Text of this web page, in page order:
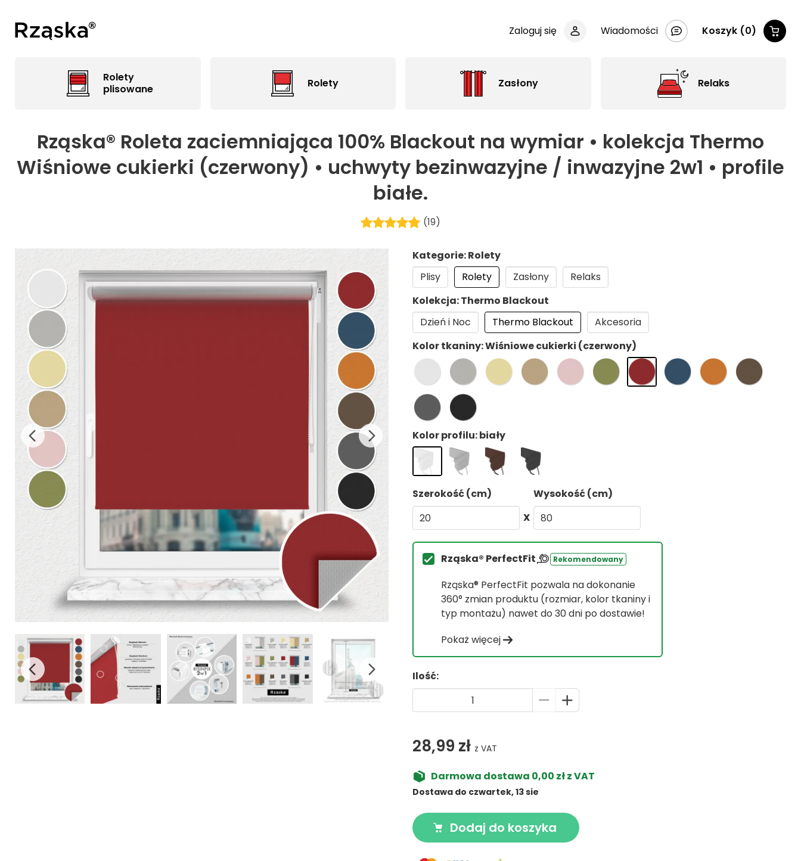
Zaloguj się Wiadomości Koszyk (0)
Rolety
plisowane
Rolety Zasłony Relaks
Rząska® Roleta zaciemniająca 100% Blackout na wymiar • kolekcja Thermo
Wiśniowe cukierki (czerwony) • uchwyty bezinwazyjne / inwazyjne 2w1 • profile
białe.
(19)
Kategorie: Rolety
Plisy
Rolety Zasłony
Relaks
Kolekcja: Thermo Blackout
Dzień i Noc
Thermo Blackout
Akcesoria
Kolor tkaniny: Wiśniowe cukierki (czerwony)
Kolor profilu: biały
Szerokość (cm)
X
Wysokość (cm)
Rząska® PerfectFit Rekomendowany
Rząska® PerfectFit pozwala na dokonanie
360° zmian produktu (rozmiar, kolor tkaniny i
typ montażu) nawet do 30 dni po dostawie!
Pokaż więcej
Ilość:
28,99 zł z VAT
Darmowa dostawa 0,00 zł z VAT
Dostawa do czwartek, 13 sie
Dodaj do koszyka